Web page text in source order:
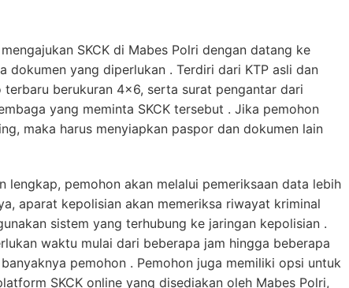
SKCK di Mabes Polri dengan datang ke
dokumen yang diperlukan . Terdiri dari KTP asli dan
terbaru berukuran 4×6, serta surat pengantar dari
yang meminta SKCK tersebut . Jika pemohon
maka harus menyiapkan paspor dan dokumen lain
lengkap, pemohon akan melalui pemeriksaan data lebih
aparat kepolisian akan memeriksa riwayat kriminal
sistem yang terhubung ke jaringan kepolisian .
waktu mulai dari beberapa jam hingga beberapa
pemohon . Pemohon juga memiliki opsi untuk
SKCK online yang disediakan oleh Mabes Polri,